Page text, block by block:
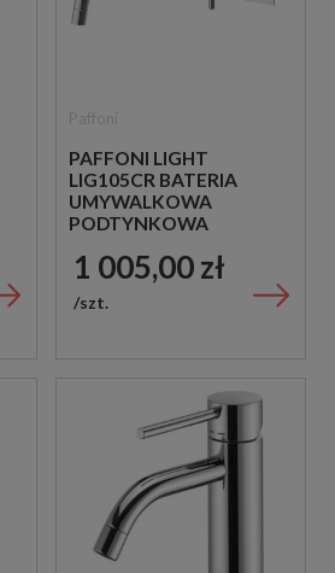
PAFFONI LIGHT
LIG105CR BATERIA
UMYWALKOWA
PODTYNKOWA
CHROM
1 005,00 zł
szt.